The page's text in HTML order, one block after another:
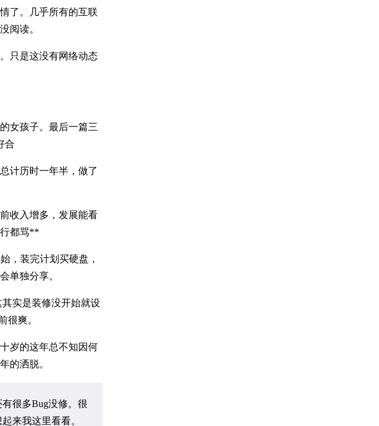
了。几乎所有的互联
阅读。
只是这没有网络动态
女孩子。最后一篇三
合
计历时一年半，做了
收入增多，发展能看
都骂**
，装完计划买硬盘，
单独分享。
实是装修没开始就设
很爽。
岁的这年总不知因何
的洒脱。
很多Bug没修。很
来我这里看看。